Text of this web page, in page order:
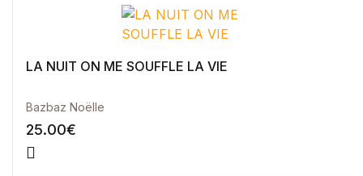
LA NUIT ON ME SOUFFLE LA VIE
Bazbaz Noëlle
25.00€